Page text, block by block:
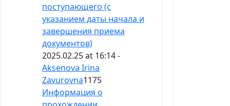
поступающего (с
указанием даты начала и
завершения приема
документов)
2025.02.25 at 16:14 -
Aksenova Irina
Zavurovna1175
Информация о